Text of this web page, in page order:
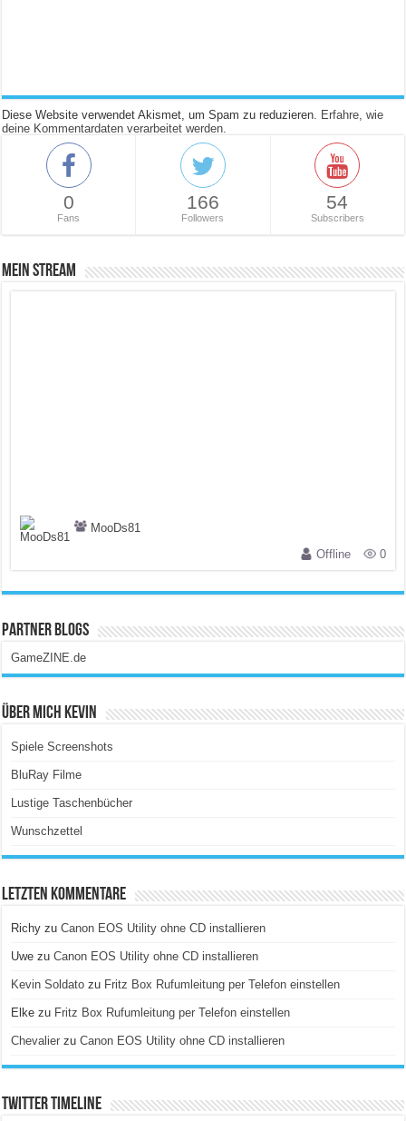
Diese Website verwendet Akismet, um Spam zu reduzieren. Erfahre, wie
deine Kommentardaten verarbeitet werden.
0
Fans
166
Followers
54
Subscribers
Mein Stream
MooDs81
Offline
0
Partner Blogs
GameZINE.de
Über Mich Kevin
Spiele Screenshots
BluRay Filme
Lustige Taschenbücher
Wunschzettel
Letzten Kommentare
Richy zuCanon EOS Utility ohne CD installieren
Uwe zuCanon EOS Utility ohne CD installieren
Kevin Soldato zu Fritz Box Rufumleitung per Telefon einstellen
Elke zu Fritz Box Rufumleitung per Telefon einstellen
Chevalier zuCanon EOS Utility ohne CD installieren
Twitter Timeline